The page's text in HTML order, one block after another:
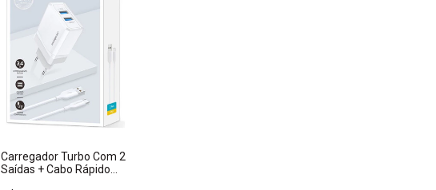
Carregador Turbo Com 2
Saídas + Cabo Rápido